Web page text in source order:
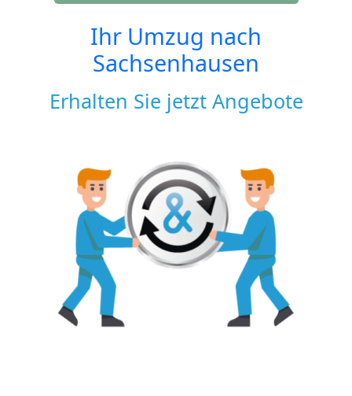
Ihr Umzug nach
Sachsenhausen
Erhalten Sie jetzt Angebote